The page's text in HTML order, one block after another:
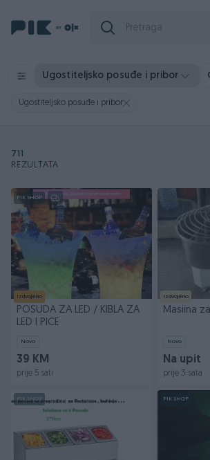
Ugostiteljsko posuđe i pribor
Ugostiteljsko posuđe i pribor
711
REZULTATA
PIK SHOP
Izdvojeno
POSUDA ZA LED / KIBLA ZA
LED I PICE
Novo
39 KM
prije 5 sati
Izdvojeno
Masiina
Novo
Na upit
prije 3 sata
PIK SHOP PIK SHOP